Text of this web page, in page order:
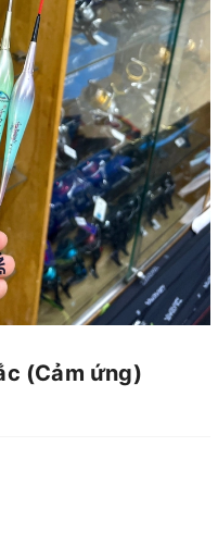
(Cảm ứng)